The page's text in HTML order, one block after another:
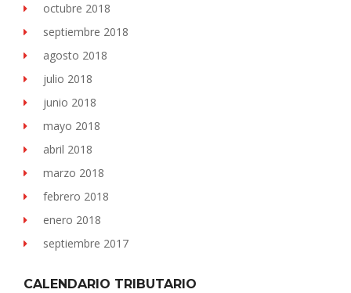
octubre 2018
septiembre 2018
agosto 2018
julio 2018
junio 2018
mayo 2018
abril 2018
marzo 2018
febrero 2018
enero 2018
septiembre 2017
CALENDARIO TRIBUTARIO